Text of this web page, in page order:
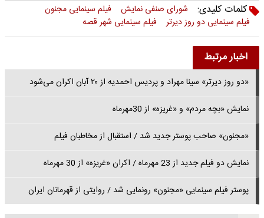
کلمات کلیدی:
شورای صنفی نمایش
فیلم سینمایی مجنون
فیلم سینمایی دو روز دیرتر
فیلم سینمایی شهر قصه
اخبار مرتبط
«دو روز دیرتر» سینا مهراد و پردیس احمدیه از ۲۰ آبان اکران می‌شود
نمایش «بچه مردم» و «غریزه» از 30مهرماه
«مجنون» صاحب پوستر جدید شد / استقبال از مخاطبان فیلم
نمایش دو فیلم جدید از 23 مهرماه / اکران «غریزه» از 30 مهرماه
پوستر فیلم سینمایی «مجنون» رونمایی شد / روایتی از قهرمانان ایران